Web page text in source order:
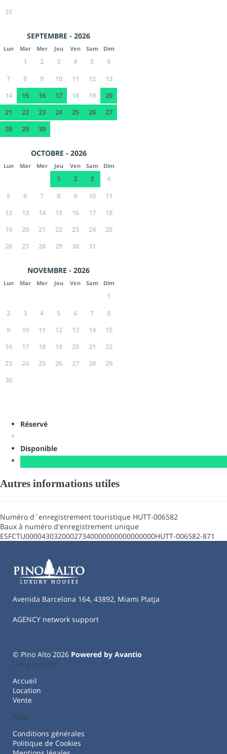
31
SEPTEMBRE - 2026
Lun Mar Mer Jeu Ven Sam Dim
1 2 3 4 5
6
7
8 9 10 11 12
13
14
15 16 17 18 19
20
21
22 23 24 25 26
27
28
29 30
OCTOBRE - 2026
Lun Mar Mer Jeu Ven Sam Dim
1 2 3
4
5
6 7 8 9 10
11
12
13 14 15 16 17
18
19
20 21 22 23 24
25
26
27 28 29 30 31
NOVEMBRE - 2026
Lun Mar Mer Jeu Ven Sam Dim
1
2
3 4 5 6 7
8
9
10 11 12 13 14
15
16
17 18 19 20 21
22
23
24 25 26 27 28
29
30
Réservé
Disponible
Autres informations utiles
Numéro d´enregistrement touristique HUTT-006582
Baux à numéro d'enregistrement unique
ESFCTU00004303200027340000000000000000HUTT-006582-871
Avenida Barcelona 164, 43892, Miami Platja
AGENCY network support
© Pino Alto 2026 Powered by Avantio
Liens rapides
Accueil
Location
Vente
Aide
Conditions générales
Politique de Cookies